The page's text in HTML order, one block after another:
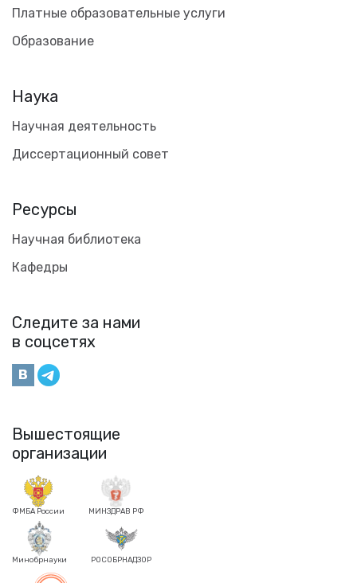
Платные образовательные услуги
Образование
Наука
Научная деятельность
Диссертационный совет
Ресурсы
Научная библиотека
Кафедры
Следите за нами
в соцсетях
Вышестоящие
организации
ФМБА России МИНЗДРАВ РФ
Минобрнауки РОСОБРНАДЗОР